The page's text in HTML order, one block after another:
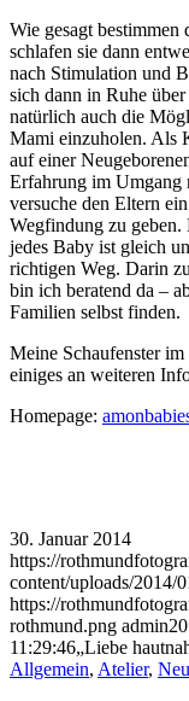
Wie gesagt
schlafen sie dann
nach Stimulation und
sich dann in Ruhe
natürlich auch die
Mami einzuholen. Als
auf einer
Erfahrung im Umgang
versuche den Eltern
Wegfindung zu
jedes Baby ist gleich
richtigen Weg. Darin
bin ich beratend da –
Familien selbst finden.
Meine Schaufenster
einiges an weiteren
Homepage:
30. Januar 2014
https://
content/uploads/
https://
rothmund.png admin
11:29:46„Liebe
Allgemein, Atelier,